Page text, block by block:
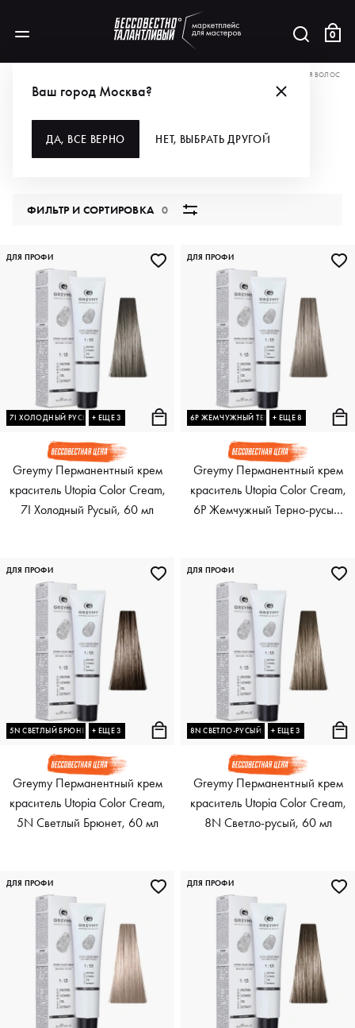
0
Ваш город Москва?
ДА, ВСЕ ВЕРНО НЕТ, ВЫБРАТЬ ДРУГОЙ
КРАСКА ДЛЯ ВОЛОС
КРАСКА ДЛЯ ВОЛОС
ФИЛЬТР И СОРТИРОВКА0
7I ХОЛОДНЫЙ РУСЫЙ+ ЕЩЕ 3
Greymy Перманентный крем
краситель Utopia Color Cream,
7I Холодный Русый, 60 мл
ДЛЯ ПРОФИ
6P ЖЕМЧУЖНЫЙ ТЕРНО-РУСЫЙ
+ ЕЩЕ 8
Greymy Перманентный крем
краситель Utopia Color Cream,
6P Жемчужный Терно-русый,
ДЛЯ ПРОФИ
5N СВЕТЛЫЙ БРЮНЕТ + ЕЩЕ 3
Greymy Перманентный крем
краситель Utopia Color Cream,
5N Светлый Брюнет, 60 мл
ДЛЯ ПРОФИ
8N СВЕТЛО-РУСЫЙ + ЕЩЕ 3
Greymy Перманентный крем
краситель Utopia Color Cream,
8N Светло-русый, 60 мл
ДЛЯ ПРОФИ
ДЛЯ ПРОФИ ДЛЯ ПРОФИ